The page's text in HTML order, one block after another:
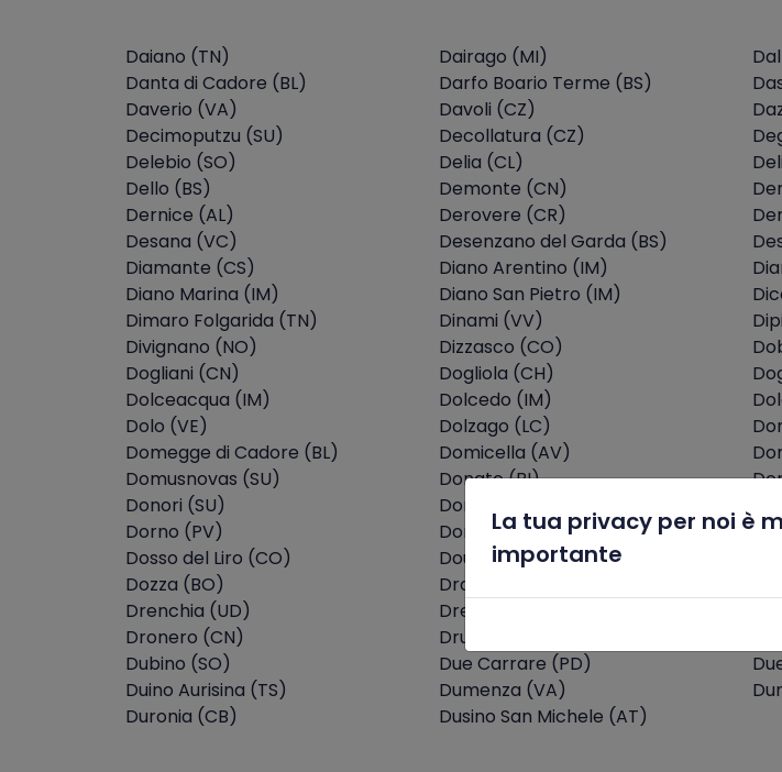
Daiano (TN) Dairago (MI)
Danta di Cadore (BL)
Darfo Boario Terme (BS)
Daverio (VA)
Davoli (CZ)
Decimoputzu (SU)
Decollatura (CZ)
Delebio (SO)
Delia (CL)
Dello (BS)
Demonte (CN)
Dernice (AL)
Derovere (CR)
Desana (VC)
Desenzano del Garda (BS)
Diamante (CS)
Diano Arentino (IM)
Diano Marina (IM)
Diano San Pietro (IM)
Dimaro Folgarida (TN)
Dinami (VV)
Divignano (NO)
Dizzasco (CO)
Dogliani (CN)
Dogliola (CH)
Dolceacqua (IM)
Dolcedo (IM)
Dolo (VE)
Dolzago (LC)
Domegge di Cadore (BL)
Domicella (AV)
Domusnovas (SU)
Donato (BI)
Donori (SU)
Dorgali (NU)
Dorno (PV)
Dorzano (BI)
Dosso del Liro (CO)
Doues (AO)
Dozza (BO)
Dragoni (CE)
Drenchia (UD)
Dresano (MI)
Dronero (CN)
Druento (TO)
Dubino (SO)
Due Carrare (PD)
Duino Aurisina (TS)
Dumenza (VA)
Duronia (CB)
Dusino San Michele (AT)
La tua privacy per noi è
importante